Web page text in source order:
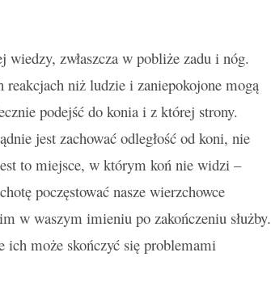
zwłaszcza w pobliże zadu i nóg.
niż ludzie i zaniepokojone mogą
podejść do konia i z której strony.
jest zachować odległość od koni, nie
to miejsce, w którym koń nie widzi –
poczęstować nasze wierzchowce
w waszym imieniu po zakończeniu służby.
ich może skończyć się problemami